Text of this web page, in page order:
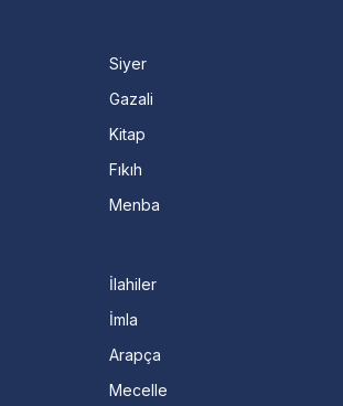
Siyer
Gazali
Kitap
Fıkıh
Menba
İlahiler
İmla
Arapça
Mecelle